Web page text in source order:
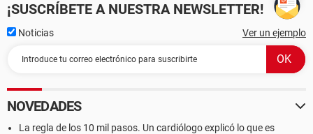
¡SUSCRÍBETE A NUESTRA NEWSLETTER!
Noticias Ver un ejemplo
NOVEDADES
La regla de los 10 mil pasos. Un cardiólogo explicó lo que es